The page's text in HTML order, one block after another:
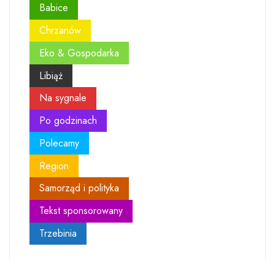
Babice
Chrzanów
Eko & Gospodarka
Libiąż
Na sygnale
Po godzinach
Polecamy
Region
Samorząd i polityka
Tekst sponsorowany
Trzebinia